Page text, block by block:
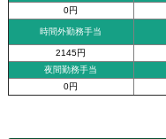
0円
時間外勤務手当
2145円
夜間勤務手当
0円